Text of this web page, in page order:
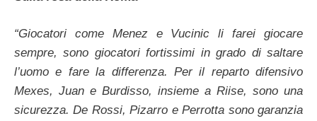
“Giocatori come Menez e Vucinic li farei giocare
sempre, sono giocatori fortissimi in grado di saltare
l’uomo e fare la differenza. Per il reparto difensivo
Mexes, Juan e Burdisso, insieme a Riise, sono una
sicurezza. De Rossi, Pizarro e Perrotta sono garanzia